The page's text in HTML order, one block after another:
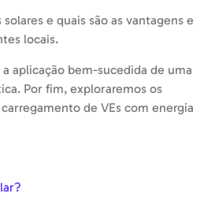
e quais são as vantagens e
locais.
aplicação bem-sucedida de uma
Por fim, exploraremos os
de VEs com energia